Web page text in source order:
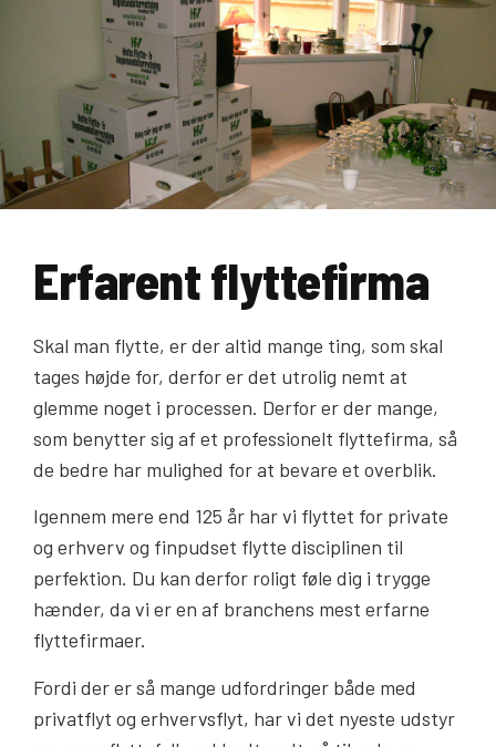
Erfarent flyttefirma
Skal man flytte, er der altid mange ting, som skal
tages højde for, derfor er det utrolig nemt at
glemme noget i processen. Derfor er der mange,
som benytter sig af et professionelt flyttefirma, så
de bedre har mulighed for at bevare et overblik.
Igennem mere end 125 år har vi flyttet for private
og erhverv og finpudset flytte disciplinen til
perfektion. Du kan derfor roligt føle dig i trygge
hænder, da vi er en af branchens mest erfarne
flyttefirmaer.
Fordi der er så mange udfordringer både med
privatflyt og erhvervsflyt, har vi det nyeste udstyr